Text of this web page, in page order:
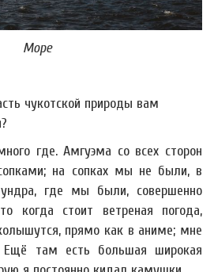
Море
чукотской природы вам
где. Амгуэма со всех сторон
на сопках мы не были, в
где мы были, совершенно
когда стоит ветреная погода,
прямо как в аниме; мне
Ещё там есть большая широкая